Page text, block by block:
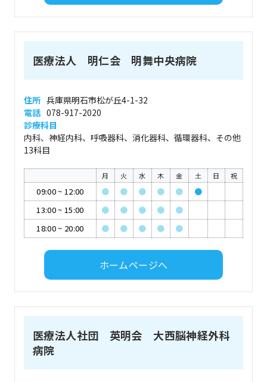
医療法人 明仁会 明舞中央病院
住所 兵庫県明石市松が丘4-1-32
電話 078-917-2020
診療科目
内科、神経内科、呼吸器科、消化器科、循環器科、その他
13科目
月 火 水 木 金 土 日 祝
09:00~ 12:00 ● ● ● ● ●
●
13:00~ 15:00 ● ● ● ●
●
18:00~ 20:00 ● ● ● ● ●
ホームページへ
医療法人社団 英明会 大西脳神経外科
病院